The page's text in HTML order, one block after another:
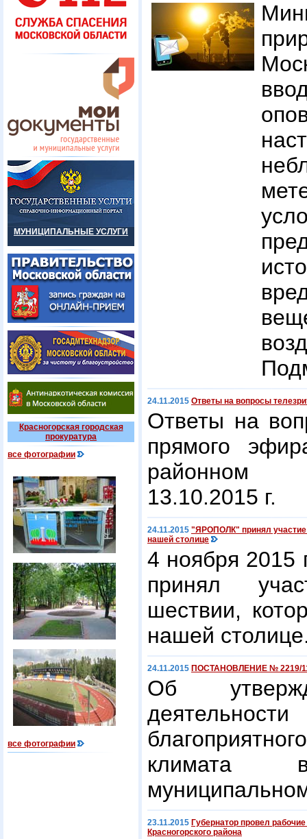
МУНИЦИПАЛЬНЫЕ УСЛУГИ
Красногорская городская
прокуратура
все фотографии
все фотографии
24.11.2015 Ответы на вопросы
Ответы на
прямого
районном
13.10.2015 г.
24.11.2015 "ЯРОПОЛК" принял участие
нашей столице
4 ноября
принял
шествии,
нашей
24.11.2015 ПОСТАНОВЛЕНИЕ № 2219/11
Об
климата в
23.11.2015 Губернатор провел
Красногорского района